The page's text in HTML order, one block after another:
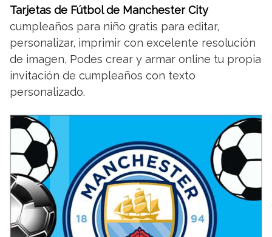
Tarjetas de Fútbol de Manchester City
cumpleaños para niño gratis para editar,
personalizar, imprimir con excelente resolución
de imagen, Podes crear y armar online tu propia
invitación de cumpleaños con texto
personalizado.